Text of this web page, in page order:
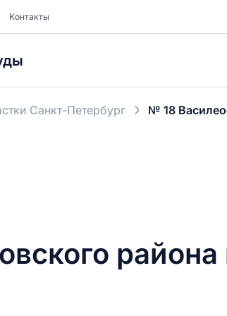
Контакты
Санкт-Петербург № 18